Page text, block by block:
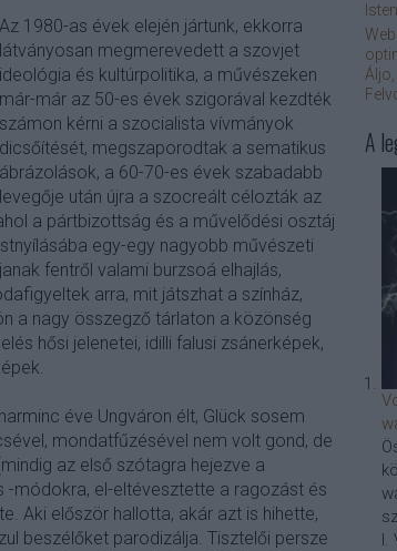
Az 1980-as évek elején jártunk, ekkorra
látványosan megmerevedett a szovjet
ideológia és kultúrpolitika, a művészeken
már-már az 50-es évek szigorával kezdték
számon kérni a szocialista vívmányok
dicsőítését, megszaporodtak a sematikus
ábrázolások, a 60-70-es évek szabadabb
levegője után újra a szocreált célozták az
a pártbizottság és a művelődési osztáj
egy-egy nagyobb művészeti
fentről valami burzsoá elhajlás,
arra, mit játszhat a színház,
a nagy összegző tárlaton a közönség
hősi jelenetei, idilli falusi zsánerképek,
éve Ungváron élt, Glück sosem
mondatfűzésével nem volt gond, de
az első szótagra hejezve a
módokra, el-eltévesztette a ragozást és
Aki először hallotta, akár azt is hihette,
beszélőket parodizálja. Tisztelői persze
A
I.